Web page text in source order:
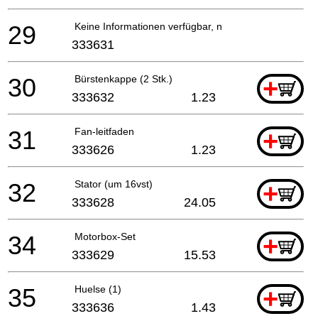
Keine Informationen verfügbar, nicht bestellbar
29 333631
Bürstenkappe (2 Stk.) +
30 333632 1.23
Fan-leitfaden +
31 333626 1.23
Stator (um 16vst) +
32 333628 24.05
Motorbox-Set +
34 333629 15.53
Huelse (1) +
35 333636 1.43